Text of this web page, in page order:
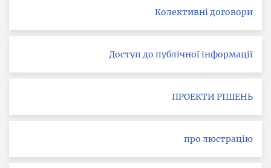
Колективні договори
Доступ до публічної інформації
ПРОЕКТИ РІШЕНЬ
про люстрацію